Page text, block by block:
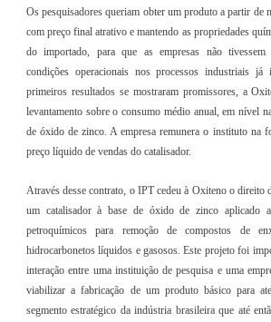
Os pesquisadores queriam obter um produto a partir de
com preço final atrativo e mantendo as propriedades
do importado, para que as empresas não tivessem
condições operacionais nos processos industriais já
primeiros resultados se mostraram promissores, a
levantamento sobre o consumo médio anual, em nível
de óxido de zinco. A empresa remunera o instituto na
preço líquido de vendas do catalisador.
Através desse contrato, o IPT cedeu à Oxiteno o direito
um catalisador à base de óxido de zinco aplicado
petroquímicos para remoção de compostos de
hidrocarbonetos líquidos e gasosos. Este projeto foi
interação entre uma instituição de pesquisa e uma
viabilizar a fabricação de um produto básico para
segmento estratégico da indústria brasileira que até